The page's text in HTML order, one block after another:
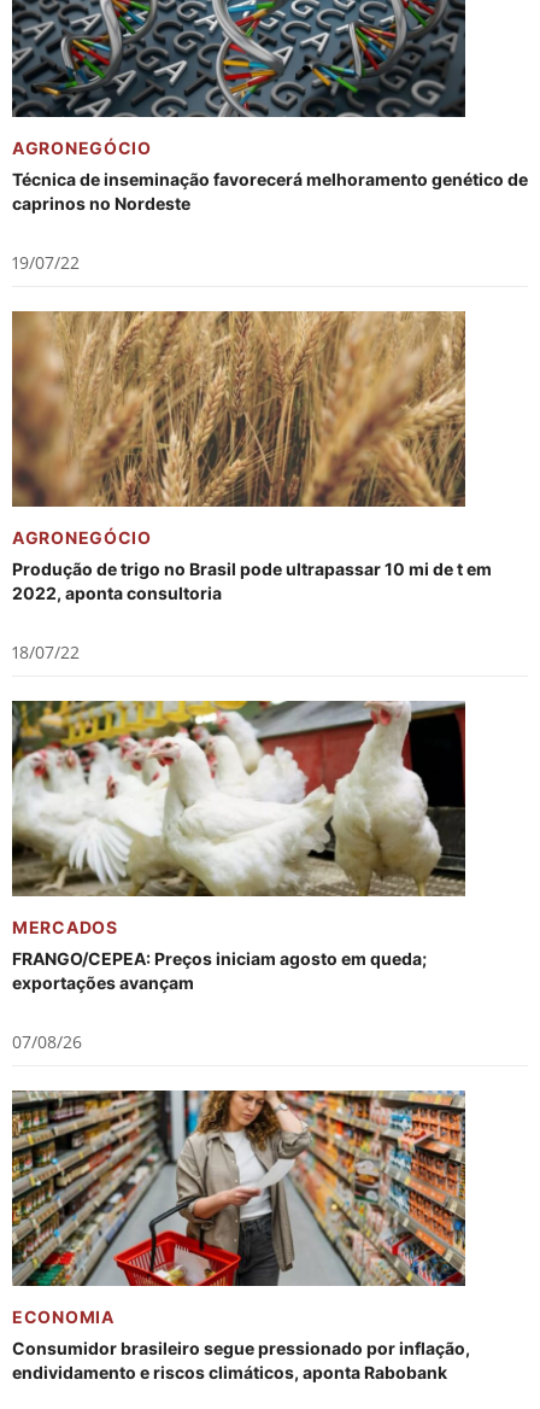
AGRONEGÓCIO
Técnica de inseminação favorecerá melhoramento genético de
caprinos no Nordeste
19/07/22
AGRONEGÓCIO
Produção de trigo no Brasil pode ultrapassar 10 mi de t em
2022, aponta consultoria
18/07/22
MERCADOS
FRANGO/CEPEA: Preços iniciam agosto em queda;
exportações avançam
07/08/26
ECONOMIA
Consumidor brasileiro segue pressionado por inflação,
endividamento e riscos climáticos, aponta Rabobank